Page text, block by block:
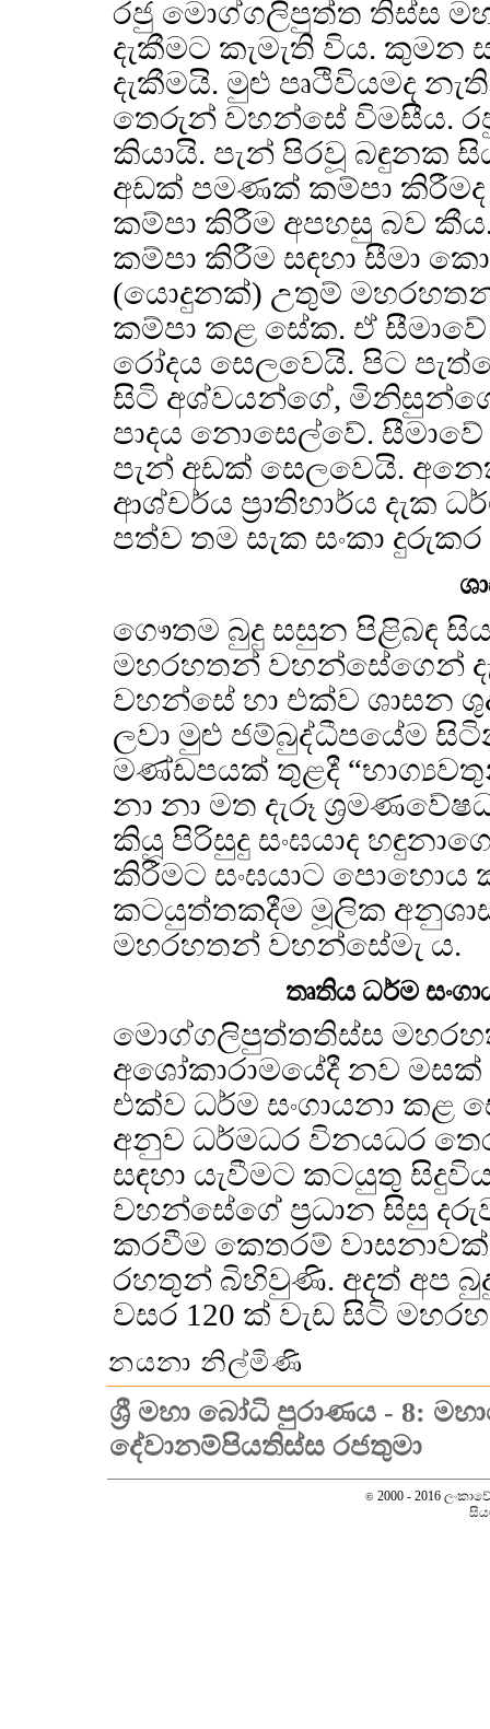
රජු මොග්ගලිපුත්ත තිස්ස
දැකීමට කැමැති විය. කුමන
දැකීමයි. මුළු පෘථිවියමද
තෙරුන් වහන්සේ විමසීය.
කියායි. පැන් පිරවූ බඳුනක
අඩක් පමණක් කම්පා
කම්පා කිරීම අපහසු බව
කම්පා කිරීම සඳහා සීමා
(යොදුනක්) උතුම්
කම්පා කළ සේක. ඒ
රෝදය සෙලවෙයි. පිට
සිටි අශ්වයන්ගේ,
පාදය නොසෙල්වේ.
පැන් අඩක් සෙලවෙයි.
ආශ්චර්ය ප්‍රාතිහාර්ය දැක
පත්ව තම සැක සංකා
ගෞතම බුදු සසුන පිළිබඳ
මහරහතන් වහන්සේගෙන්
වහන්සේ හා එක්ව ශාසන
ලවා මුළු ජම්බුද්ධීපයේම
මණ්ඩපයක් තුළදී
නා නා මත දැරූ
කියූ පිරිසුදු සංඝයාද
කිරීමට සංඝයාට පොහොය
කටයුත්තකදීම මූලික
මහරහතන් වහන්සේමැ ය.
තෘතිය ධර්ම
මොග්ගලිපුත්තතිස්ස
අශෝකාරාමයේදී නව
එක්ව ධර්ම සංගායනා කළ
අනුව ධර්මධර විනයධර
සඳහා යැවීමට කටයුතු
වහන්සේගේ ප්‍රධාන සිසු
කරවීම කෙතරම්
රහතුන් බිහිවුණි. අදත් අප
වසර 120 ක් වැඩ සිටි
නයනා නිල්මිණි
ශ්‍රී මහා බෝධි පුරාණය - 8:
දේවානම්පියතිස්ස රජතුමා
©2000 - 2016